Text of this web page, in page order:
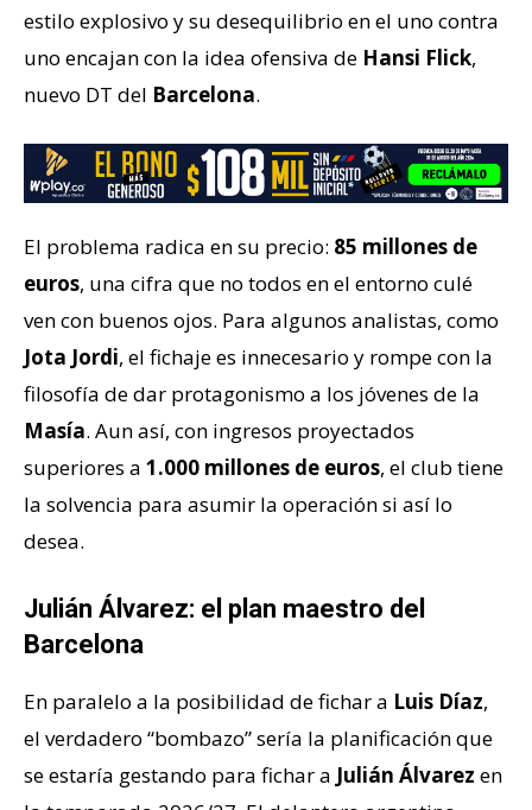
estilo explosivo y su desequilibrio en el uno contra
uno encajan con la idea ofensiva de Hansi Flick,
nuevo DT del Barcelona.
El problema radica en su precio: 85 millones de
euros, una cifra que no todos en el entorno culé
ven con buenos ojos. Para algunos analistas, como
Jota Jordi, el fichaje es innecesario y rompe con la
filosofía de dar protagonismo a los jóvenes de la
Masía. Aun así, con ingresos proyectados
superiores a 1.000 millones de euros, el club tiene
la solvencia para asumir la operación si así lo
desea.
Julián Álvarez: el plan maestro del
Barcelona
En paralelo a la posibilidad de fichar a Luis Díaz,
el verdadero “bombazo” sería la planificación que
se estaría gestando para fichar a Julián Álvarez en